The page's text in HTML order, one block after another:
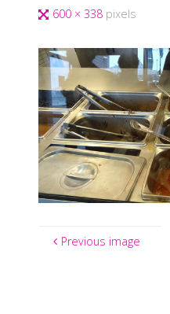
600 × 338 pixels
Previous image